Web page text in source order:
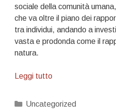
sociale della comunità
che va oltre il piano dei
tra individui, andando a
vasta e prodonda come il
natura.
Leggi tuttoBiopolitica
Categorie
Uncategorized